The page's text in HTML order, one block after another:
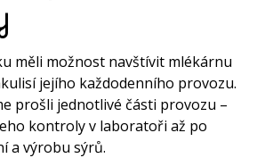
měli možnost navštívit mlékárnu
jejího každodenního provozu.
prošli jednotlivé části provozu –
kontroly v laboratoři až po
a výrobu sýrů.